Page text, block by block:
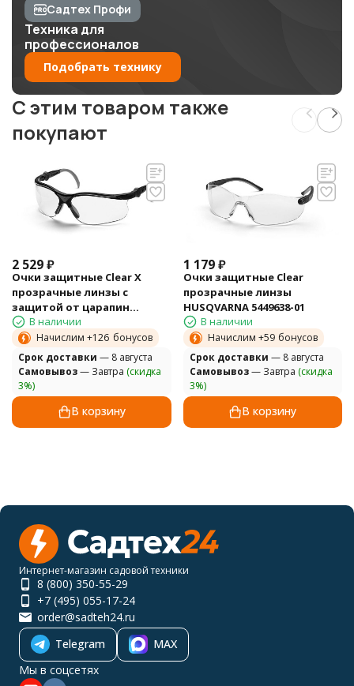
Садтех Профи
Техника для
профессионалов
Подобрать технику
C этим товаром также
покупают
2 529₽
Очки защитные Clear X
прозрачные линзы с
защитой от царапин
HUSQVARNA 5449637-01
В наличии
Начислим +126 бонусов
Cрок доставки — 8 августа
Самовывоз— Завтра (скидка
3%)
В корзину
1 179 ₽
Очки защитные Clear
прозрачные линзы
HUSQVARNA 5449638-01
В наличии
Начислим +59 бонусов
Cрок доставки — 8 августа
Самовывоз— Завтра (скидка
3%)
В корзину
Интернет-магазин садовой техники
8 (800) 350-55-29
+7 (495) 055-17-24
order@sadteh24.ru
Telegram
MAX
Мы в соцсетях